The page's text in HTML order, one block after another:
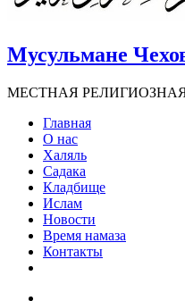
Мусульмане
МЕСТНАЯ
Главная
О нас
Халяль
Садака
Кладбище
Ислам
Новости
Время намаза
Контакты